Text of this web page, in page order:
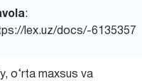
:
lex.uz/docs/-6135357
o‘rta maxsus va